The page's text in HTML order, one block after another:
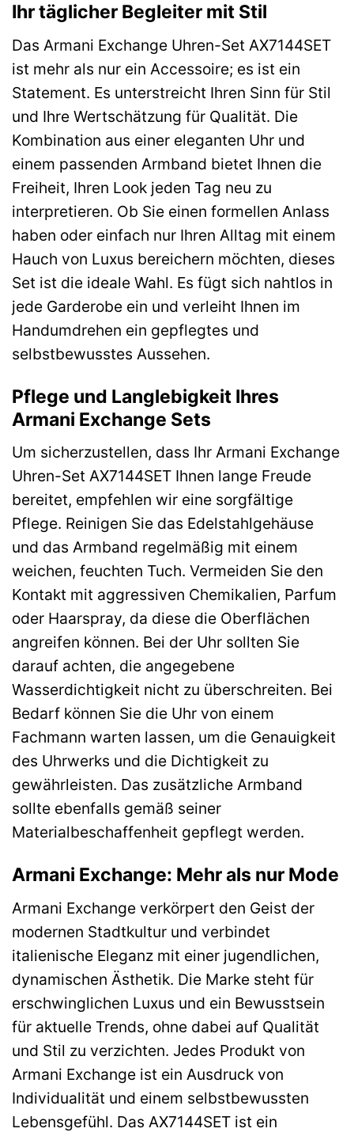
Ihr täglicher Begleiter mit Stil
Das Armani Exchange Uhren-Set AX7144SET
ist mehr als nur ein Accessoire; es ist ein
Statement. Es unterstreicht Ihren Sinn für Stil
und Ihre Wertschätzung für Qualität. Die
Kombination aus einer eleganten Uhr und
einem passenden Armband bietet Ihnen die
Freiheit, Ihren Look jeden Tag neu zu
interpretieren. Ob Sie einen formellen Anlass
haben oder einfach nur Ihren Alltag mit einem
Hauch von Luxus bereichern möchten, dieses
Set ist die ideale Wahl. Es fügt sich nahtlos in
jede Garderobe ein und verleiht Ihnen im
Handumdrehen ein gepflegtes und
selbstbewusstes Aussehen.
Pflege und Langlebigkeit Ihres
Armani Exchange Sets
Um sicherzustellen, dass Ihr Armani Exchange
Uhren-Set AX7144SET Ihnen lange Freude
bereitet, empfehlen wir eine sorgfältige
Pflege. Reinigen Sie das Edelstahlgehäuse
und das Armband regelmäßig mit einem
weichen, feuchten Tuch. Vermeiden Sie den
Kontakt mit aggressiven Chemikalien, Parfum
oder Haarspray, da diese die Oberflächen
angreifen können. Bei der Uhr sollten Sie
darauf achten, die angegebene
Wasserdichtigkeit nicht zu überschreiten. Bei
Bedarf können Sie die Uhr von einem
Fachmann warten lassen, um die Genauigkeit
des Uhrwerks und die Dichtigkeit zu
gewährleisten. Das zusätzliche Armband
sollte ebenfalls gemäß seiner
Materialbeschaffenheit gepflegt werden.
Armani Exchange: Mehr als nur Mode
Armani Exchange verkörpert den Geist der
modernen Stadtkultur und verbindet
italienische Eleganz mit einer jugendlichen,
dynamischen Ästhetik. Die Marke steht für
erschwinglichen Luxus und ein Bewusstsein
für aktuelle Trends, ohne dabei auf Qualität
und Stil zu verzichten. Jedes Produkt von
Armani Exchange ist ein Ausdruck von
Individualität und einem selbstbewussten
Lebensgefühl. Das AX7144SET ist ein